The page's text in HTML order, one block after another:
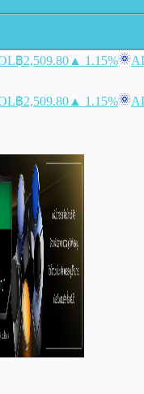
฿2,509.80 ▲ 1.15%
฿2,509.80 ▲ 1.15%